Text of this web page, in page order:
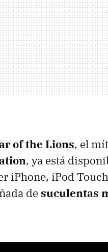
of the Lions, el
, ya está
iPhone, iPod
desuculentas